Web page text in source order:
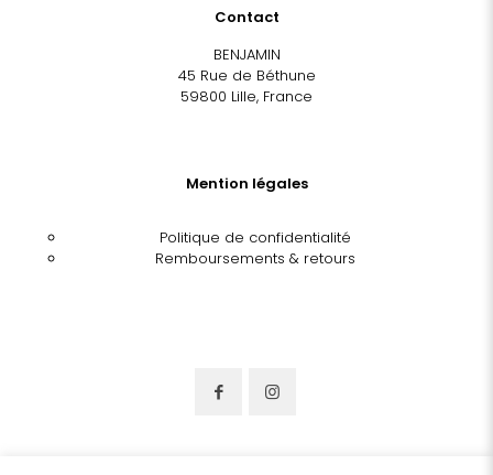
Contact
BENJAMIN
45 Rue de Béthune
59800 Lille, France
Mention légales
Politique de confidentialité
Remboursements & retours